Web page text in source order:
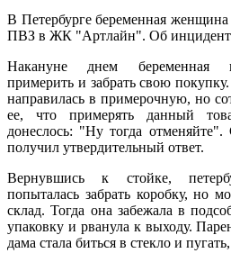
В Петербурге беременная женщина
ПВЗ в ЖК "Артлайн". Об
Накануне днем беременная
примерить и забрать свою
направилась в примерочную, но
ее, что примерять данный
донеслось: "Ну тогда
получил утвердительный ответ.
Вернувшись к стойке,
попыталась забрать коробку, но
склад. Тогда она забежала в
упаковку и рванула к выходу.
дама стала биться в стекло и